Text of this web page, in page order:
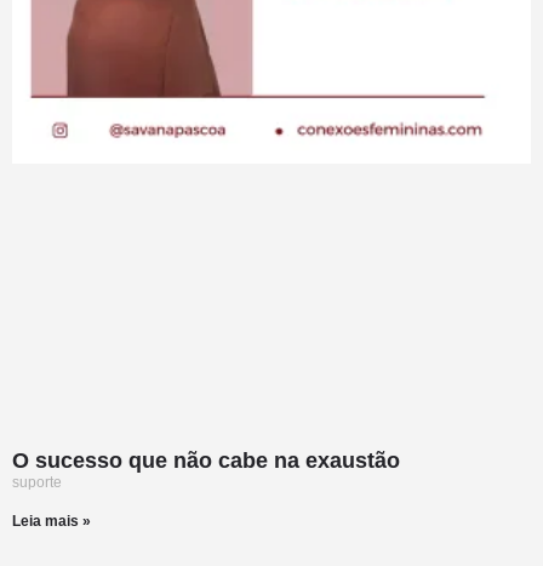
O sucesso que não cabe na exaustão
suporte
Leia mais »